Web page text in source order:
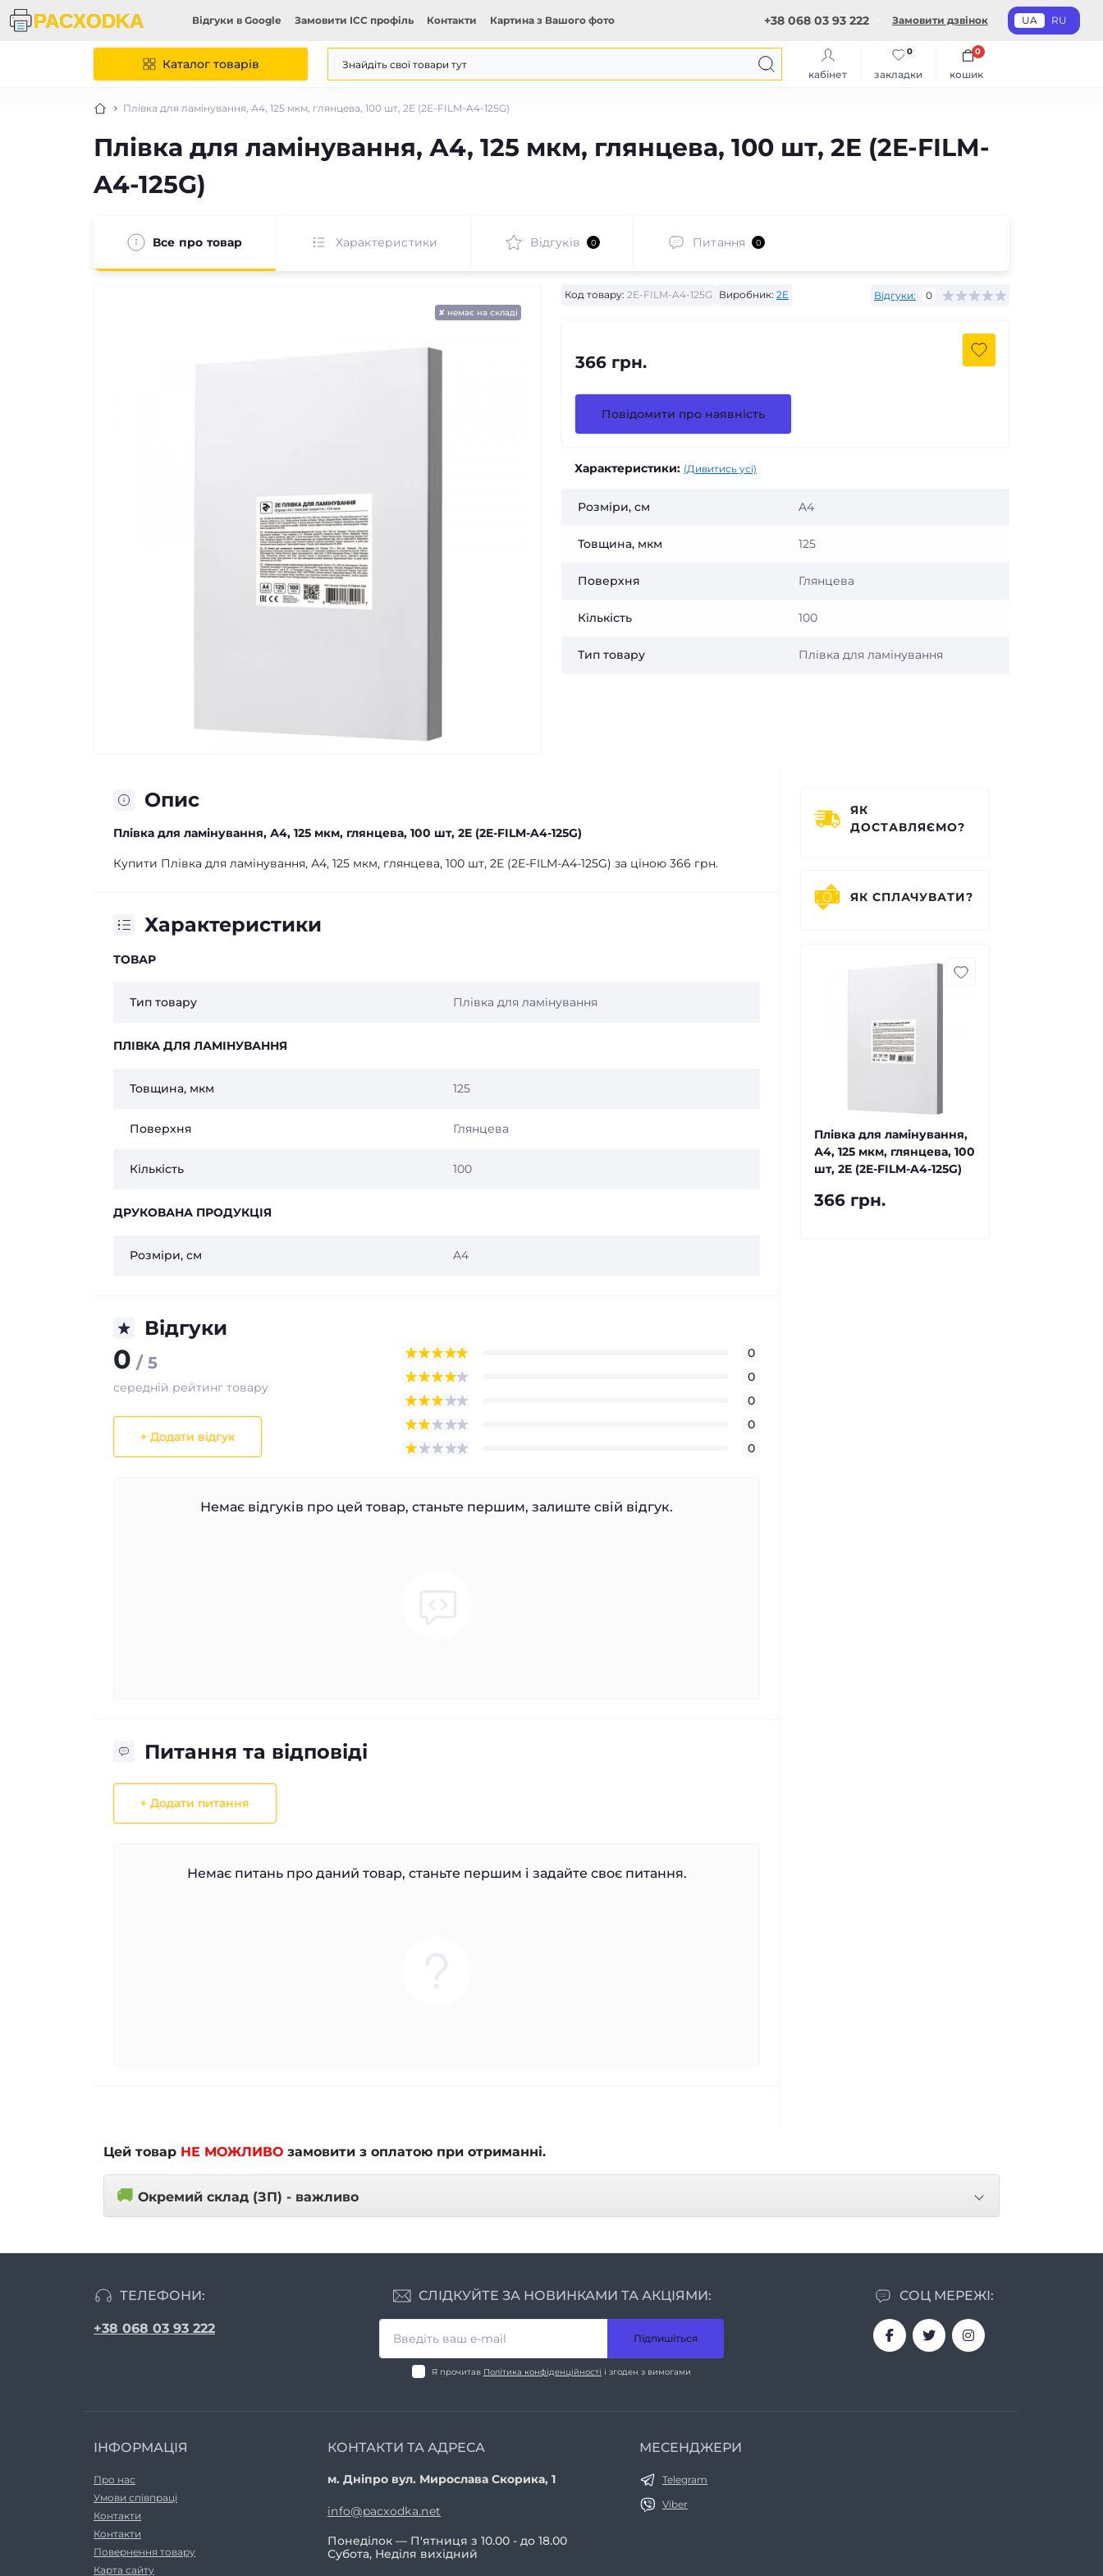
Відгуки в Google Замовити ICC профіль Контакти Картина з Вашого фото +38 068 03 93 222 Замовити дзвінок UA RU
Каталог товарів
кабінет закладки
0
кошик
0
Плівка для ламінування, А4, 125 мкм, глянцева, 100 шт, 2E (2E-FILM-A4-125G)
Плівка для ламінування, А4, 125 мкм, глянцева, 100 шт, 2E (2E-FILM-
A4-125G)
Все про товар Характеристики Відгуків 0 Питання 0
✘ немає на складі
Код товару: 2E-FILM-A4-125G Виробник: 2E Відгуки: 0
366 грн.
Повідомити про наявність
Характеристики: (Дивитись усі)
Розміри, см A4
Товщина, мкм 125
Поверхня Глянцева
Кількість 100
Тип товару Плівка для ламінування
Опис
Плівка для ламінування, А4, 125 мкм, глянцева, 100 шт, 2E (2E-FILM-A4-125G)
Купити Плівка для ламінування, А4, 125 мкм, глянцева, 100 шт, 2E (2E-FILM-A4-125G) за ціною 366 грн.
Характеристики
ТОВАР
Тип товару Плівка для ламінування
ПЛІВКА ДЛЯ ЛАМІНУВАННЯ
Товщина, мкм 125
Поверхня Глянцева
Кількість 100
ДРУКОВАНА ПРОДУКЦІЯ
Розміри, см A4
Відгуки
0 / 5
середній рейтинг товару
+ Додати відгук
0
0
0
0
0
Немає відгуків про цей товар, станьте першим, залиште свій відгук.
Питання та відповіді
+ Додати питання
Немає питань про даний товар, станьте першим і задайте своє питання.
ЯК
ДОСТАВЛЯЄМО?
ЯК СПЛАЧУВАТИ?
Плівка для ламінування,
А4, 125 мкм, глянцева, 100
шт, 2E (2E-FILM-A4-125G)
366 грн.
Цей товар НЕ МОЖЛИВО замовити з оплатою при отриманні.
🚚 Окремий склад (ЗП) - важливо
ТЕЛЕФОНИ:
+38 068 03 93 222
СОЦ МЕРЕЖІ:
СЛІДКУЙТЕ ЗА НОВИНКАМИ ТА АКЦІЯМИ:
Підпишіться
Я прочитав Політика конфіденційності і згоден з вимогами
ІНФОРМАЦІЯ
Про нас
Умови співпраці
Контакти
Контакти
Повернення товару
Карта сайту
КОНТАКТИ ТА АДРЕСА
м. Дніпро вул. Мирослава Скорика, 1
info@pacxodka.net
Понеділок — П'ятниця з 10.00 - до 18.00
Субота, Неділя вихідний
МЕСЕНДЖЕРИ
Telegram
Viber